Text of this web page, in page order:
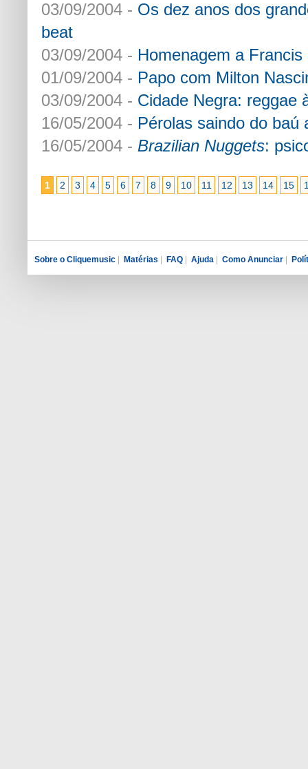
03/09/2004 - Os dez anos dos
beat
03/09/2004 - Homenagem a
01/09/2004 - Papo com Milton
03/09/2004 - Cidade Negra: reggae
16/05/2004 - Pérolas saindo do baú
16/05/2004 - Brazilian Nuggets:
1 2 3 4 5 6 7 8 9 10 11 12 13 14 15
Sobre o Cliquemusic Matérias FAQ Ajuda Como Anunciar